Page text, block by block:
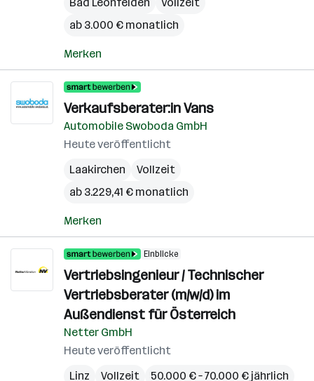
ab 3.000 € monatlich
Merken
Verkaufsberater:in Vans
Automobile Swoboda GmbH
Heute veröffentlicht
Laakirchen
Vollzeit
ab 3.229,41 € monatlich
Merken
Einblicke
Vertriebsingenieur / Technischer
Vertriebsberater (m/w/d) im
Außendienst für Österreich
Netter GmbH
Heute veröffentlicht
Linz
Vollzeit 50.000 € – 70.000 € jährlich